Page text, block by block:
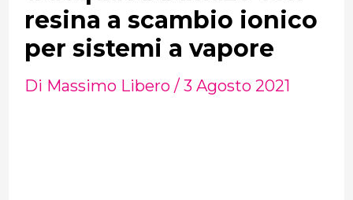
resina a scambio ionico
per sistemi a vapore
Di Massimo Libero / 3 Agosto 2021